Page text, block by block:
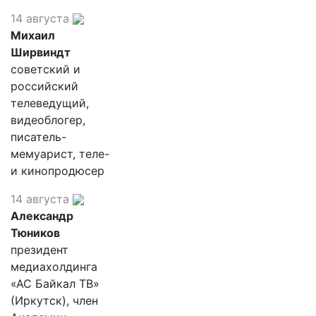
14 августа
Михаил
Ширвиндт
советский и
российский
телеведущий,
видеоблогер,
писатель-
мемуарист, теле-
и кинопродюсер
14 августа
Александр
Тюников
президент
медиахолдинга
«АС Байкал ТВ»
(Иркутск), член